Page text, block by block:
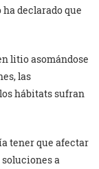
ha declarado que
litio asomándose
las
hábitats sufran
tener que afectar
a